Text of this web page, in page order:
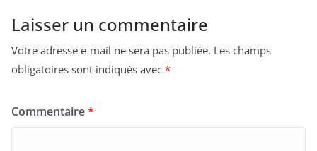
Laisser un commentaire
Votre adresse e-mail ne sera pas publiée. Les champs
obligatoires sont indiqués avec *
Commentaire*